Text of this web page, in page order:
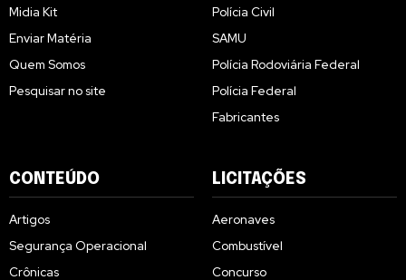
Midia Kit
Enviar Matéria
Quem Somos
Pesquisar no site
Polícia Civil
SAMU
Polícia Rodoviária Federal
Polícia Federal
Fabricantes
CONTEÚDO
Artigos
Segurança Operacional
Crônicas
LICITAÇÕES
Aeronaves
Combustível
Concurso